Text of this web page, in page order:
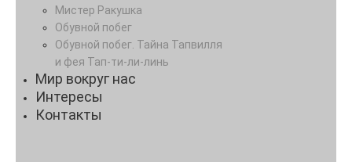
Мистер Ракушка
Обувной побег
Обувной побег. Тайна Тапвилля
и фея Тап-ти-ли-линь
Мир вокруг нас
Интересы
Контакты